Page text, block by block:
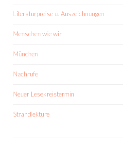
Literaturpreise u. Auszeichnungen
Menschen wie wir
München
Nachrufe
Neuer Lesekreistermin
Strandlektüre